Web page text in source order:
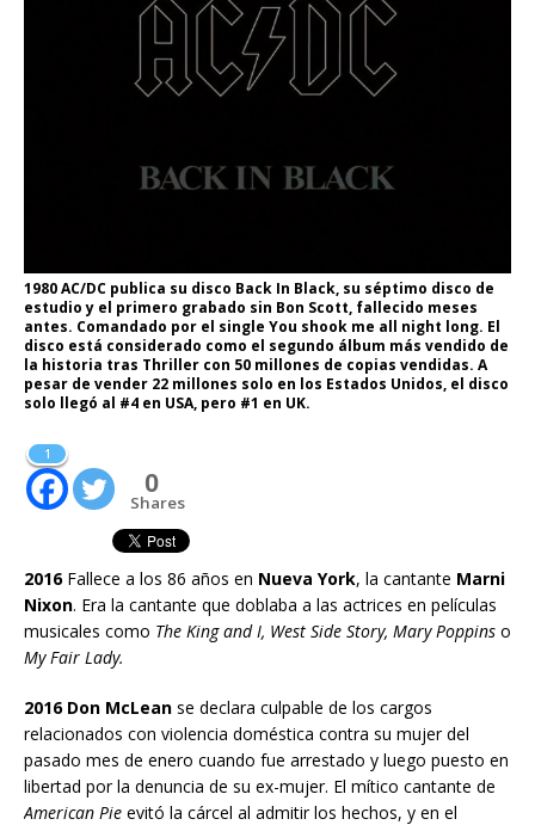
1980 AC/DC publica su disco Back In Black, su séptimo disco de
estudio y el primero grabado sin Bon Scott, fallecido meses
antes. Comandado por el single You shook me all night long. El
disco está considerado como el segundo álbum más vendido de
la historia tras Thriller con 50 millones de copias vendidas. A
pesar de vender 22 millones solo en los Estados Unidos, el disco
solo llegó al #4 en USA, pero #1 en UK.
1
0
Shares
2016Fallece a los 86 años en Nueva York, la cantante Marni
Nixon. Era la cantante que doblaba a las actrices en películas
musicales como The King and I, West Side Story, Mary Poppins o
My Fair Lady.
2016 Don McLean se declara culpable de los cargos
relacionados con violencia doméstica contra su mujer del
pasado mes de enero cuando fue arrestado y luego puesto en
libertad por la denuncia de su ex-mujer. El mítico cantante de
American Pie evitó la cárcel al admitir los hechos, y en el